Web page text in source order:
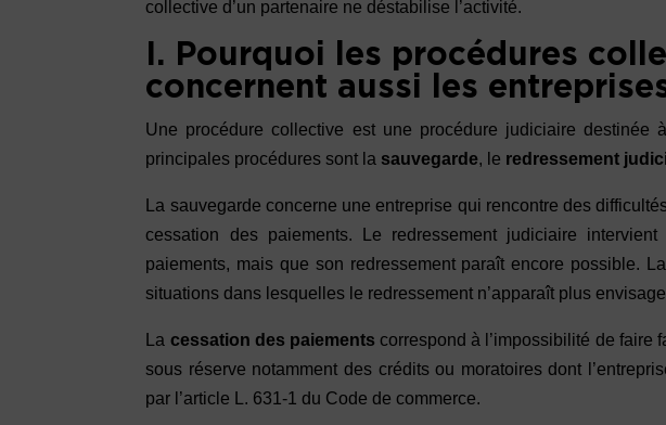
collective d’un partenaire ne déstabilise l’activité.
I. Pourquoi les procédures
concernent aussi les
Une procédure collective est une procédure judiciaire destinée
principales procédures sont la sauvegarde, le redressement
La sauvegarde concerne une entreprise qui rencontre des
cessation des paiements. Le redressement judiciaire
paiements, mais que son redressement paraît encore possible.
situations dans lesquelles le redressement n’apparaît plus
La cessation des paiements correspond à l’impossibilité de faire
sous réserve notamment des crédits ou moratoires dont
par l’article L. 631-1 du Code de commerce.